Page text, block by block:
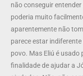
não conseguir
poderia muito
aparentemente não
parece estar
povo. Mas Eliú é usado
finalidade de ajudar a